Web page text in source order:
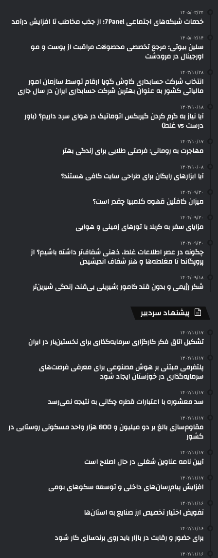
۱۴۰۵/۰۳/۲۴
خدمات شبکه‌های اجتماعی 7Panel؛ از جذب مخاطب تا افزایش درآمد
۱۴۰۵/۰۲/۱۴
سلین بیوتی؛ مرجع تخصصی محصولات مراقبت از پوست و مو
اورجینال در مرودشت
۱۴۰۳/۱۱/۲۸
انتخاب شرکت حسابداری کاوش گویا ارقام توسط سازمان امور
مالیاتی کشور به عنوان بهترین شرکت حسابداری ایران در سال جاری
۱۴۰۳/۱۰/۱۸
آیا نیاز به گرم کردن گیربکس اتوماتیک در هوای سرد داریم؟ (باور
درست vs غلط)
۱۴۰۳/۱۰/۱۷
مهاجرت به رومانی: فرصتی طلایی برای زندگی بهتر
۱۴۰۴/۱۰/۰۸
آیا ابزارهای رایگان برای طراحی سایت کافی هستند؟
۱۴۰۴/۰۹/۳۰
میزان کافئین قهوه کلمبیا چقدر است؟
۱۴۰۴/۰۹/۳۰
مزایای سفر به کربلا با تورهای زمینی و هوایی
۱۴۰۴/۰۹/۳۰
چگونه در عصر اطلاعات غلط، ذهنی شفاف‌تر داشته باشیم؟ از
پروپگاندا تا مغلطه‌ها و هنر شفاف اندیشیدن
۱۴۰۴/۰۹/۱۸
شکر رژیمی و بدون قند کامور ;شیرینی بی‌قند، زندگی شیرین‌تر
پیشنهاد سردبیر
۱۴۰۲/۱۱/۱۷
تشکیل اتاق فکر کارگزاری سرمایه‌گذاری برای نخستین‌بار در ایران
۱۴۰۲/۱۱/۱۷
پلتفرمی مبتنی بر هوش مصنوعی برای معرفی فرصت‌های
سرمایه‌گذاری در خوزستان ایجاد شود
۱۴۰۲/۱۱/۱۷
سد معشوره ‌با اعتبارات قطره چکانی به نتیجه نمی‌رسد
۱۴۰۲/۱۱/۱۷
مقاوم‌سازی بالغ بر دو میلیون و 800 هزار واحد مسکونی روستایی در
کشور
۱۴۰۲/۱۱/۱۷
آیین نامه عناوین شغلی در حال اصلاح است
۱۴۰۲/۱۱/۱۷
افزایش پیام‌رسان‌های داخلی و توسعه سکوهای بومی
۱۴۰۲/۱۱/۱۶
تفویض اختیار تخصیص ارز صنایع به استان‌ها
۱۴۰۲/۱۱/۱۶
برای حضور و رقابت در بازار باید روی برندسازی کار شود
۱۴۰۲/۱۱/۱۶